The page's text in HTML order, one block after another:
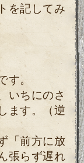
を記してみ
す。
いちにのさ
ます。（逆
「前方に放
張らず遅れ